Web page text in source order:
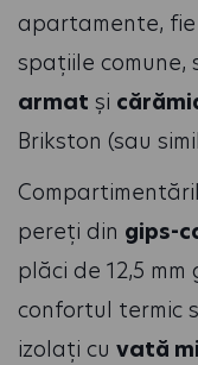
apartamente,
spațiile comune,
armat și
Brikston (sau
pereți din gips-
plăci de 12,5
confortul termic
izolați cu vată